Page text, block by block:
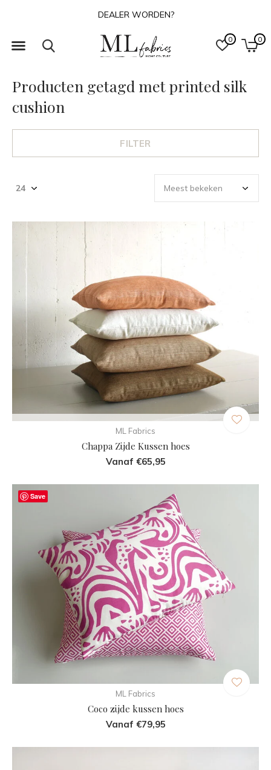
0 0
OVER ONS
Producten getagd met printed silk
cushion
FILTER
ML Fabrics
Chappa Zijde Kussen hoes
Vanaf €65,95
ML Fabrics
Coco zijde kussen hoes
Vanaf €79,95
Save